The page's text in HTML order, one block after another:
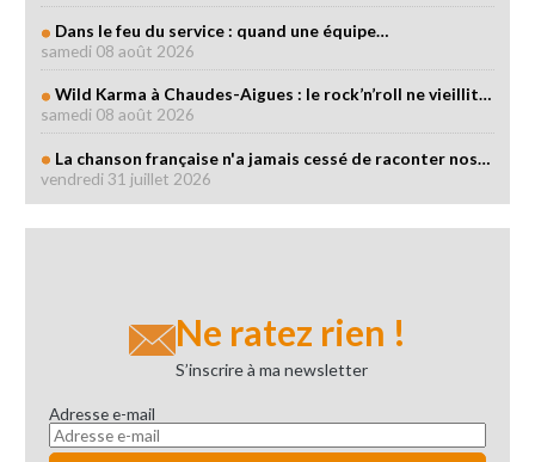
Dans le feu du service : quand une équipe…
samedi 08 août 2026
Wild Karma à Chaudes-Aigues : le rock’n’roll ne vieillit…
samedi 08 août 2026
La chanson française n'a jamais cessé de raconter nos…
vendredi 31 juillet 2026
Ne ratez rien !
S’inscrire à ma newsletter
Adresse e-mail